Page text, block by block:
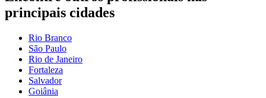
principais cidades
Rio Branco
São Paulo
Rio de Janeiro
Fortaleza
Salvador
Goiânia